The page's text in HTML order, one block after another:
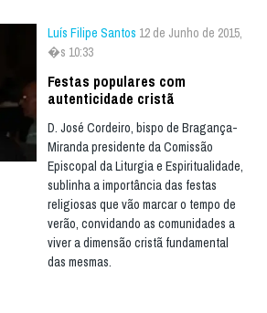
Luís Filipe Santos 12 de Junho de 2015,
�s 10:33
Festas populares com
autenticidade cristã
D. José Cordeiro, bispo de Bragança-
Miranda presidente da Comissão
Episcopal da Liturgia e Espiritualidade,
sublinha a importância das festas
religiosas que vão marcar o tempo de
verão, convidando as comunidades a
viver a dimensão cristã fundamental
das mesmas.